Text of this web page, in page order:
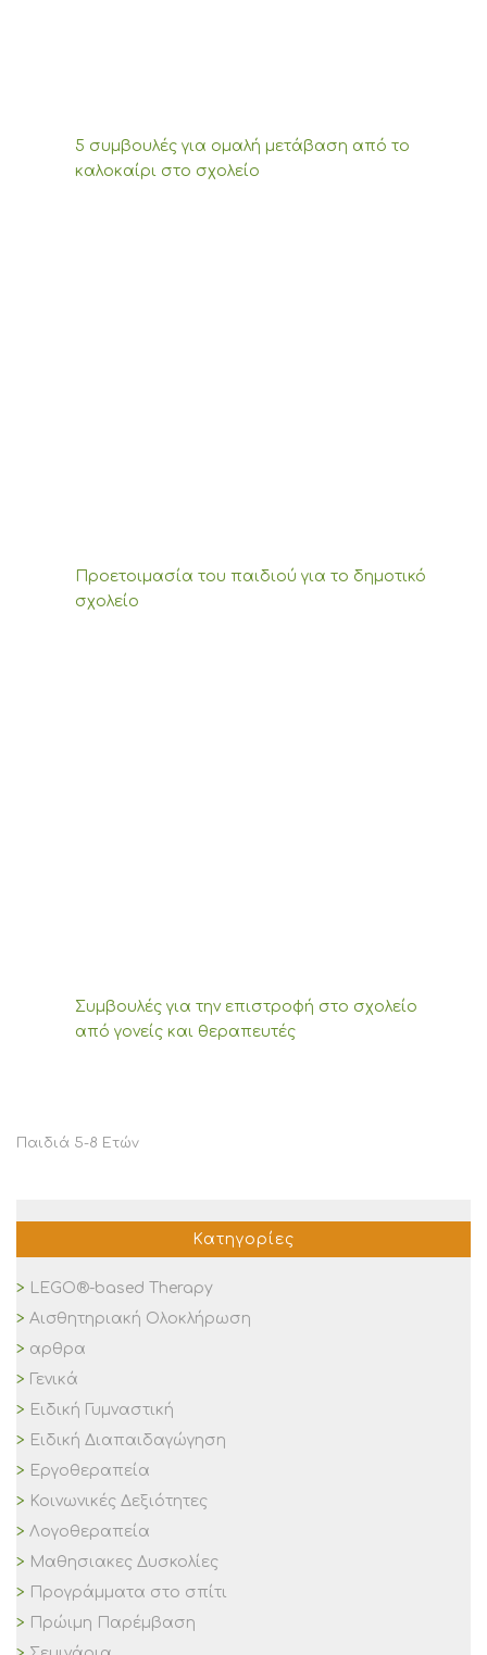
5 συμβουλές για ομαλή μετάβαση από το
καλοκαίρι στο σχολείο
Προετοιμασία του παιδιού για το δημοτικό
σχολείο
Συμβουλές για την επιστροφή στο σχολείο
από γονείς και θεραπευτές
Παιδιά 5-8 Ετών
Κατηγορίες
LEGO®-based Therapy
Αισθητηριακή Ολοκλήρωση
αρθρα
Γενικά
Ειδική Γυμναστική
Ειδική Διαπαιδαγώγηση
Εργοθεραπεία
Κοινωνικές Δεξιότητες
Λογοθεραπεία
Μαθησιακες Δυσκολίες
Προγράμματα στο σπίτι
Πρώιμη Παρέμβαση